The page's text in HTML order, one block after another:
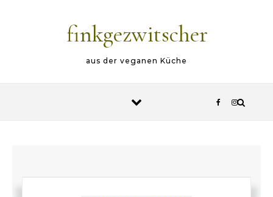
finkgezwitscher
aus der veganen Küche